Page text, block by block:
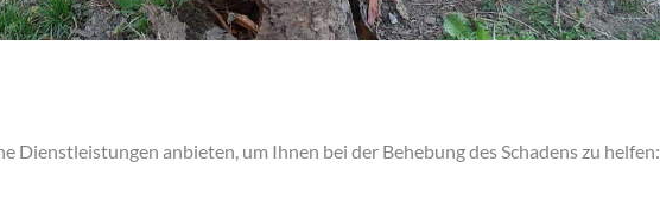
anbieten, um Ihnen bei der Behebung des Schadens zu helfen: